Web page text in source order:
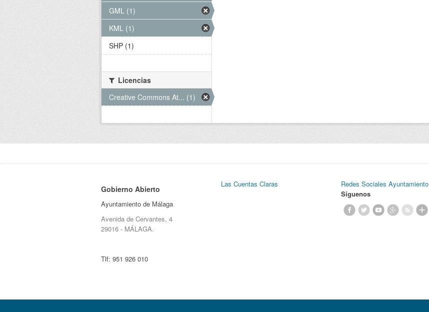
GML (1)
KML (1)
SHP (1)
Licencias
Creative Commons At... (1)
Gobierno Abierto
Ayuntamiento de Málaga
Avenida de Cervantes, 4
29016 - MÁLAGA.
Tlf: 951 926 010
Las Cuentas Claras
Redes Sociales Ayuntamiento
Síguenos